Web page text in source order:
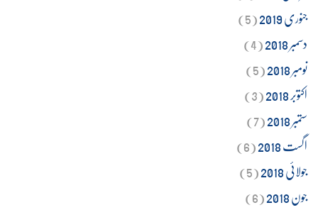
جنوری 2019
(5)
دسمبر 2018
(4)
نومبر 2018
(5)
اکتوبر 2018
(3)
ستمبر 2018
(7)
اگست 2018
(6)
جولائی 2018
(5)
جون 2018
(6)